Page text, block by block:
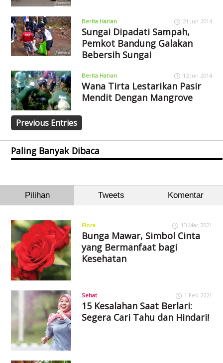
Berita Harian 21 Jun 2014
Sungai Dipadati Sampah,
Pemkot Bandung Galakan
Bebersih Sungai
Berita Harian 12 Jun 2014
Wana Tirta Lestarikan Pasir
Mendit Dengan Mangrove
Previous Entries
Paling Banyak Dibaca
Pilihan Tweets Komentar
Flora 13 Mar 2021
Bunga Mawar, Simbol Cinta
yang Bermanfaat bagi
Kesehatan
Sehat 1 Feb 2021
15 Kesalahan Saat Berlari:
Segera Cari Tahu dan Hindari!